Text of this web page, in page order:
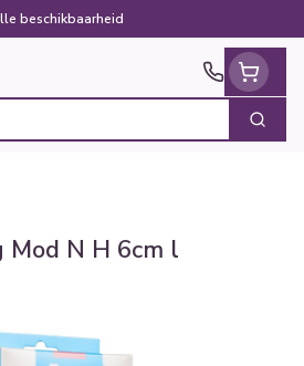
beschikbaarheid
Zoek
N H 6cm l